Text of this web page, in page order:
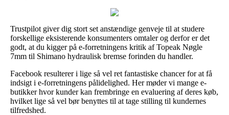
Trustpilot giver dig stort set anstændige genveje til at studere
forskellige eksisterende konsumenters omtaler og derfor er det
godt, at du kigger på e-forretningens kritik af Topeak Nøgle
7mm til Shimano hydraulisk bremse forinden du handler.
Facebook resulterer i lige så vel ret fantastiske chancer for at få
indsigt i e-forretningens pålidelighed. Her møder vi mange e-
butikker hvor kunder kan frembringe en evaluering af deres køb,
hvilket lige så vel bør benyttes til at tage stilling til kundernes
tilfredshed.